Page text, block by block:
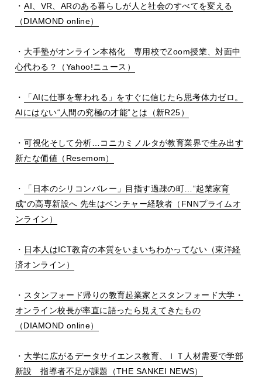
・AI VR ARのある暮らしが人と社会のすべてを変える
（DIAMOND online）
・ 大手塾がオンライン本格化 専用校でZoom授業、対面中
心代わる？（Yahoo!ニュース）
・ 「AIに仕事を奪われる」をすぐに信じたら思考体力ゼロ。
AIにはない“人間の究極の才能”とは（新R25）
・可視化そして分析…コニカミノルタが教育業界で生み出す
新たな価値（ Resemom）
・ 「日本のシリコンバレー」目指す過疎の町… “起業家育
成“の高専新設へ 先生はベンチャー経験者（ FNNプライムオ
ンライン）
・ 日本人はICT教育の本質をいまいちわかってない（東洋経
済オンライン）
・ スタンフォード帰りの教育起業家とスタンフォード大学・
オンライン校長が率直に語ったら見えてきたもの
（DIAMOND online）
・ 大学に広がるデータサイエンス教育、ＩＴ人材需要で学部
新設 指導者不足が課題（THE SANKEI NEWS）